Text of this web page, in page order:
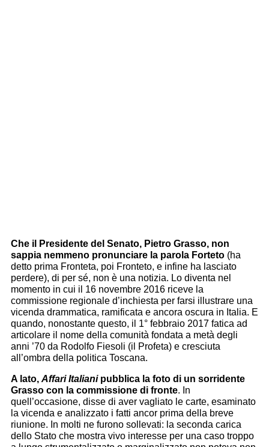
Che il Presidente del Senato, Pietro Grasso, non
sappia nemmeno pronunciare la parola Forteto (ha
detto prima Fronteta, poi Fronteto, e infine ha lasciato
perdere), di per sé, non è una notizia. Lo diventa nel
momento in cui il 16 novembre 2016 riceve la
commissione regionale d’inchiesta per farsi illustrare una
vicenda drammatica, ramificata e ancora oscura in Italia. E
quando, nonostante questo, il 1° febbraio 2017 fatica ad
articolare il nome della comunità fondata a metà degli
anni ’70 da Rodolfo Fiesoli (il Profeta) e cresciuta
all’ombra della politica Toscana.
A lato, Affari Italianipubblica la foto di un sorridente
Grasso con la commissione di fronte. In
quell’occasione, disse di aver vagliato le carte, esaminato
la vicenda e analizzato i fatti ancor prima della breve
riunione. In molti ne furono sollevati: la seconda carica
dello Stato che mostra vivo interesse per una caso troppo